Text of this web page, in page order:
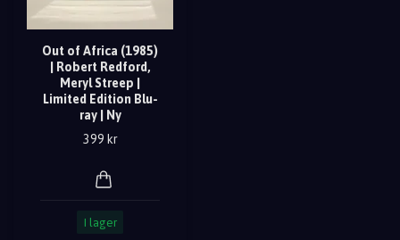
Out of Africa (1985)
| Robert Redford,
Meryl Streep |
Limited Edition Blu-
ray | Ny
399 kr
I lager